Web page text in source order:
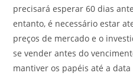
precisará esperar 60 dias
entanto, é necessário estar
preços de mercado e o
se vender antes do
mantiver os papéis até a